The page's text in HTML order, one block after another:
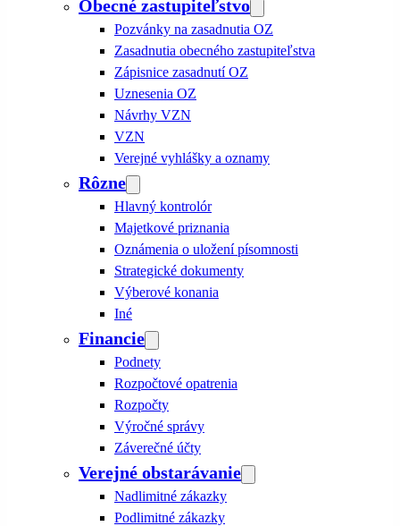
Obecné zastupiteľstvo
Pozvánky na zasadnutia OZ
Zasadnutia obecného zastupiteľstva
Zápisnice zasadnutí OZ
Uznesenia OZ
Návrhy VZN
VZN
Verejné vyhlášky a oznamy
Rôzne
Hlavný kontrolór
Majetkové priznania
Oznámenia o uložení písomnosti
Strategické dokumenty
Výberové konania
Iné
Financie
Podnety
Rozpočtové opatrenia
Rozpočty
Výročné správy
Záverečné účty
Verejné obstarávanie
Nadlimitné zákazky
Podlimitné zákazky